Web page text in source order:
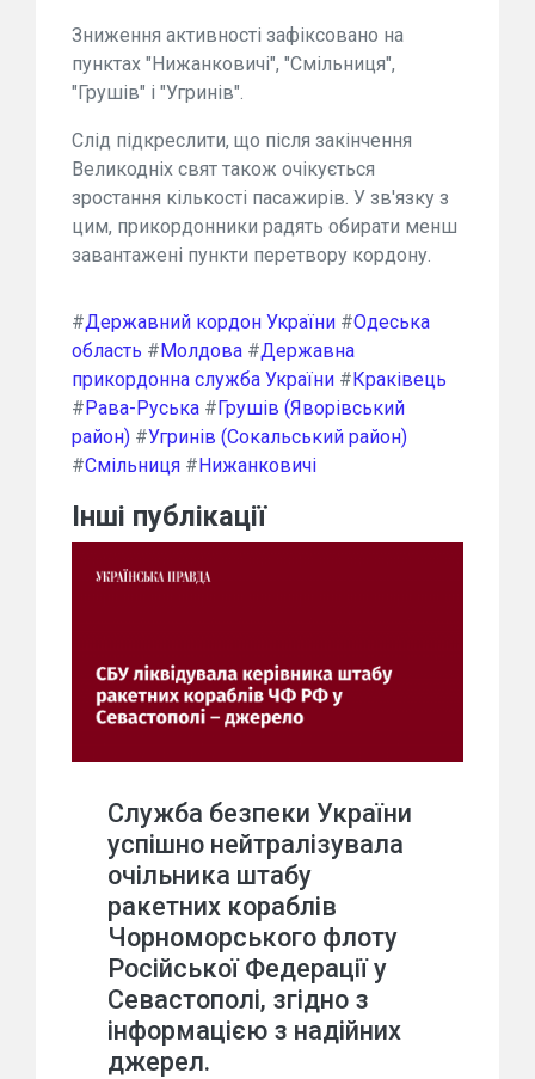
Зниження активності зафіксовано на
пунктах "Нижанковичі", "Смільниця",
"Грушів" і "Угринів".
Слід підкреслити, що після закінчення
Великодніх свят також очікується
зростання кількості пасажирів. У зв'язку з
цим, прикордонники радять обирати менш
завантажені пункти перетвору кордону.
#Державний кордон України #Одеська
область #Молдова #Державна
прикордонна служба України #Краківець
#Рава-Руська #Грушів (Яворівський
район) #Угринів (Сокальський район)
#Смільниця #Нижанковичі
Інші публікації
Служба безпеки України
успішно нейтралізувала
очільника штабу
ракетних кораблів
Чорноморського флоту
Російської Федерації у
Севастополі, згідно з
інформацією з надійних
джерел.